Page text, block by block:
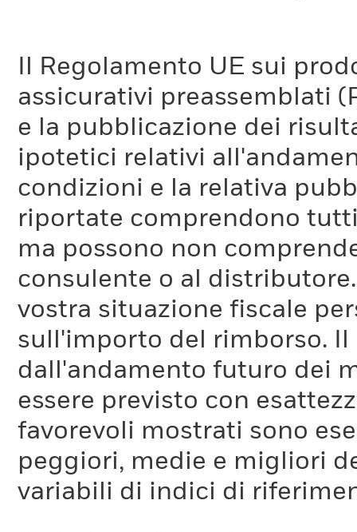
Il Regolamento UE sui
assicurativi preassemblati
e la pubblicazione dei
ipotetici relativi
condizioni e la relativa
riportate comprendono
ma possono non
consulente o al
vostra situazione fiscale
sull'importo del rimborso.
dall'andamento futuro dei
essere previsto con
favorevoli mostrati sono
peggiori, medie e migliori
variabili di indici di